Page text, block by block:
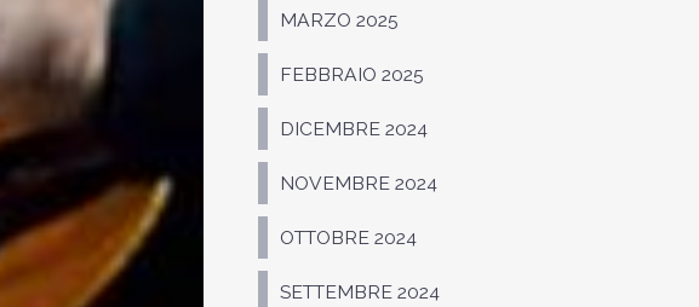
MARZO 2025
FEBBRAIO 2025
DICEMBRE 2024
NOVEMBRE 2024
OTTOBRE 2024
SETTEMBRE 2024